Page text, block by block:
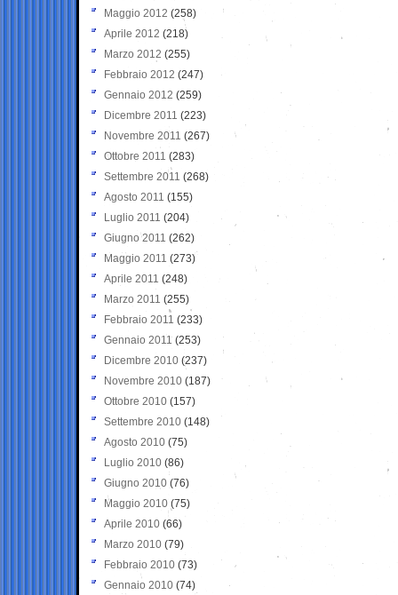
Maggio 2012 (258)
Aprile 2012 (218)
Marzo 2012 (255)
Febbraio 2012 (247)
Gennaio 2012 (259)
Dicembre 2011 (223)
Novembre 2011 (267)
Ottobre 2011 (283)
Settembre 2011 (268)
Agosto 2011 (155)
Luglio 2011 (204)
Giugno 2011 (262)
Maggio 2011 (273)
Aprile 2011 (248)
Marzo 2011 (255)
Febbraio 2011 (233)
Gennaio 2011 (253)
Dicembre 2010 (237)
Novembre 2010 (187)
Ottobre 2010 (157)
Settembre 2010 (148)
Agosto 2010 (75)
Luglio 2010 (86)
Giugno 2010 (76)
Maggio 2010 (75)
Aprile 2010 (66)
Marzo 2010 (79)
Febbraio 2010 (73)
Gennaio 2010 (74)